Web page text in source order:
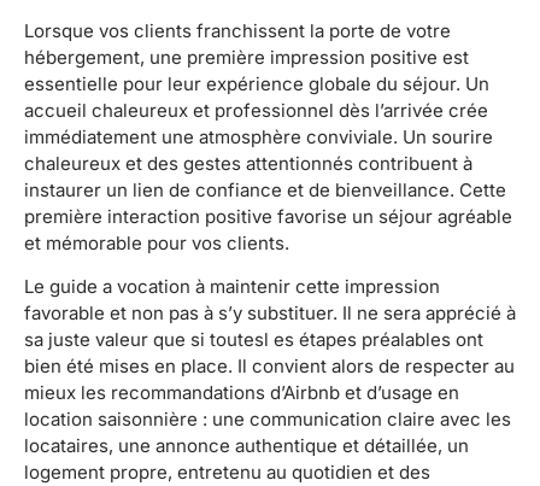
Lorsque vos clients franchissent la porte de votre
hébergement, une première impression positive est
essentielle pour leur expérience globale du séjour. Un
accueil chaleureux et professionnel dès l’arrivée crée
immédiatement une atmosphère conviviale. Un sourire
chaleureux et des gestes attentionnés contribuent à
instaurer un lien de confiance et de bienveillance. Cette
première interaction positive favorise un séjour agréable
et mémorable pour vos clients.
Le guide a vocation à maintenir cette impression
favorable et non pas à s’y substituer. Il ne sera apprécié à
sa juste valeur que si toutesl es étapes préalables ont
bien été mises en place. Il convient alors de respecter au
mieux les recommandations d’Airbnb et d’usage en
location saisonnière : une communication claire avec les
locataires, une annonce authentique et détaillée, un
logement propre, entretenu au quotidien et des